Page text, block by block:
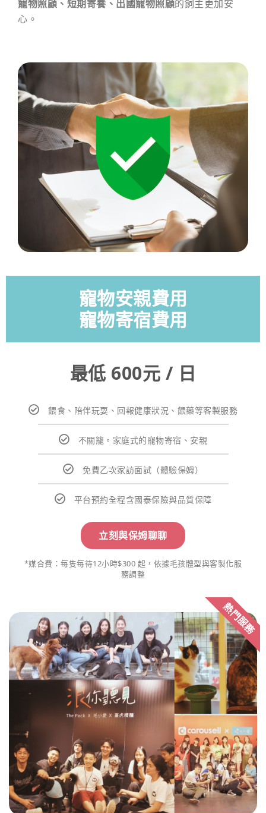
寵物照顧、短期寄養、出國寵物照顧的飼主更加安
心。
寵物安親費用
寵物寄宿費用
最低 600元 / 日
餵食、陪伴玩耍、回報健康狀況、餵藥等客製服務
不關籠。家庭式的寵物寄宿、安親
免費乙次家訪面試（體驗保姆）
平台預約全程含國泰保險與品質保障
立刻與保姆聊聊
*媒合費：每隻每待12小時$300 起，依據毛孩體型與客製化服
務調整
熱門服務